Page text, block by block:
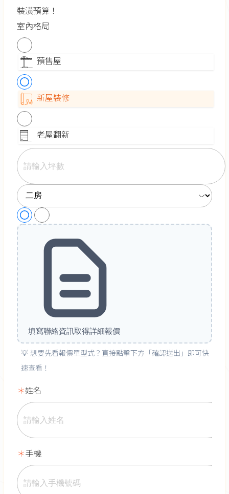
裝潢預算！
室內格局
預售屋
新屋裝修
老屋翻新
填寫聯絡資訊取得詳細報價
💡 想要先看報價單型式？直接點擊下方「確認送出」即可快
速查看！
姓名
手機